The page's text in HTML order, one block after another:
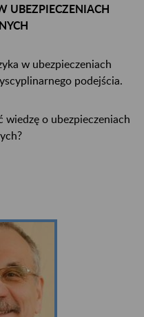
UBEZPIECZENIACH
w ubezpieczeniach
podejścia.
wiedzę o ubezpieczeniach